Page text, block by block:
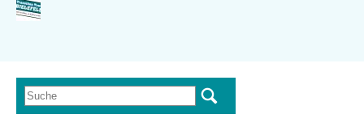
Suchformular
Suche